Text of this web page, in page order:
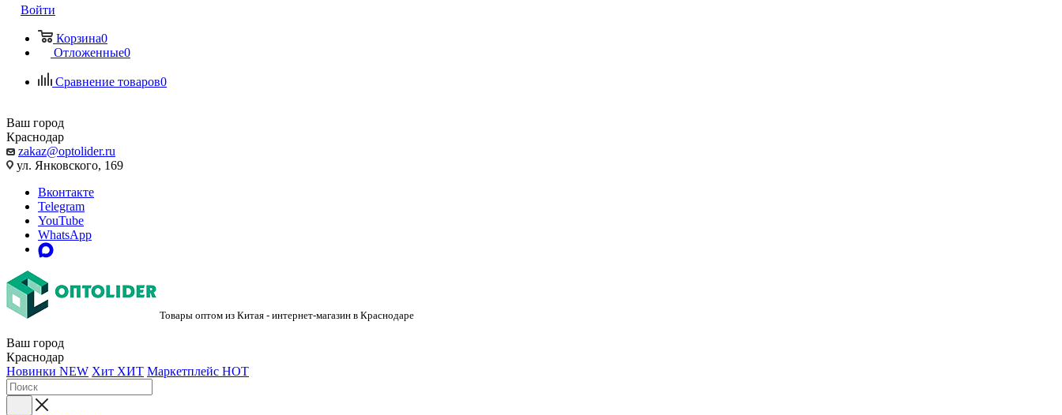
Войти
Корзина0
Отложенные0
Сравнение товаров0
Ваш город
Краснодар
zakaz@optolider.ru
ул. Янковского, 169
Вконтакте
Telegram
YouTube
WhatsApp
Товары оптом из Китая - интернет-магазин в Краснодаре
Ваш город
Краснодар
Новинки NEW Хит ХИТ Маркетплейс HOT